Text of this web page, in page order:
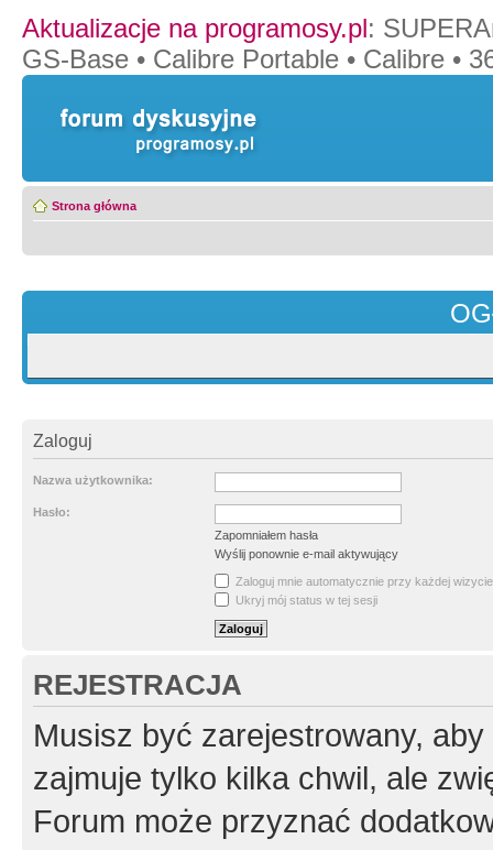
Aktualizacje na programosy.pl:
GS-Base • Calibre Portable • Calibre •
Strona główna
Zaloguj
Nazwa użytkownika:
Hasło:
Zapomniałem hasła
Wyślij ponownie e-mail aktywujący
Zaloguj mnie automatycznie przy każdej wizycie
Ukryj mój status w tej sesji
REJESTRACJA
Musisz być zarejestrowany,
zajmuje tylko kilka chwil, ale
Forum może przyznać